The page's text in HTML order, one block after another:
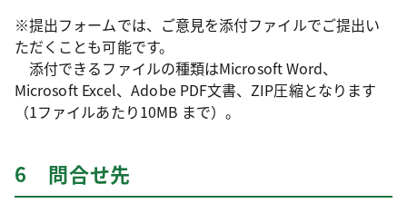
※提出フォームでは、ご意見を添付ファイルでご提出い
ただくことも可能です。
添付できるファイルの種類はMicrosoft Word、
Microsoft Excel、Adobe PDF文書、ZIP圧縮となります
（1ファイルあたり10MB まで）。
6 問合せ先